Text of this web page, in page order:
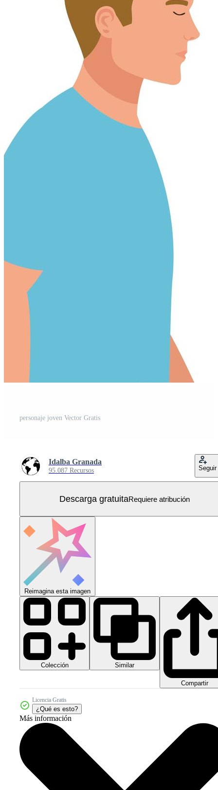
personaje joven Vector Gratis
Idalba Granada
95.087 Recursos Seguir
Descarga gratuitaRequiere atribución
Reimagina esta imagen
Colección Similar
Compartir
Licencia Gratis
¿Qué es esto?
Más información